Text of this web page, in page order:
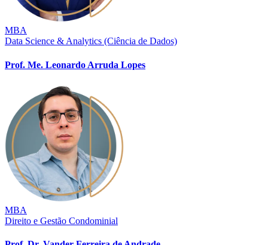
MBA
Data Science & Analytics (Ciência de Dados)
Prof. Me. Leonardo Arruda Lopes
MBA
Direito e Gestão Condominial